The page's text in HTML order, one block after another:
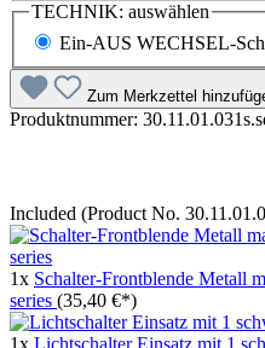
TECHNIK: auswählen
Ein-AUS WECHSEL-
Zum Merkzettel
Produktnummer:
Included (Product No.
1x Schalter-Frontblende Metall
series (35,40 €*)
1x Lichtschalter Einsatz mit 1